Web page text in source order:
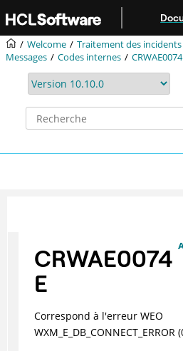
Aller au contenu principal
Welcome
Traitement des
Messages
Codes internes
CRWAE0074
E
Correspond à l'erreur WEO
WXM_E_DB_CONNECT_ERROR